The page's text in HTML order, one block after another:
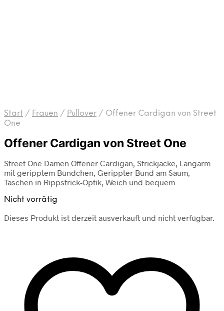
Start / Frauen / Pullover / Offener Cardigan von Street
One
Offener Cardigan von Street One
Street One Damen Offener Cardigan, Strickjacke, Langarm
mit geripptem Bündchen, Gerippter Bund am Saum,
Taschen in Rippstrick-Optik, Weich und bequem
Nicht vorrätig
Dieses Produkt ist derzeit ausverkauft und nicht verfügbar.